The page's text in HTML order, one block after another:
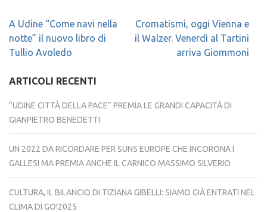
Navigazione
articoli
A Udine “Come navi nella
notte” il nuovo libro di
Tullio Avoledo
Cromatismi, oggi Vienna e
il Walzer. Venerdì al Tartini
arriva Giommoni
ARTICOLI RECENTI
“UDINE CITTÀ DELLA PACE” PREMIA LE GRANDI CAPACITÀ DI
GIANPIETRO BENEDETTI
UN 2022 DA RICORDARE PER SUNS EUROPE CHE INCORONA I
GALLESI MA PREMIA ANCHE IL CARNICO MASSIMO SILVERIO
CULTURA, IL BILANCIO DI TIZIANA GIBELLI: SIAMO GIÀ ENTRATI NEL
CLIMA DI GO!2025